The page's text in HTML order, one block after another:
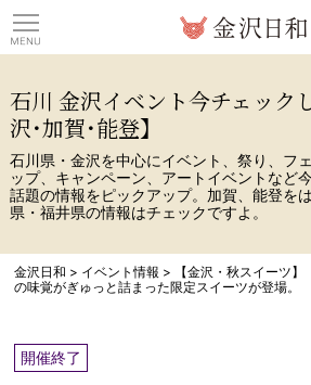
石川 金沢イベント今チェック
沢･加賀･能登】
石川県・金沢を中心にイベント、祭り、フ
ップ、キャンペーン、アートイベントなど
話題の情報をピックアップ。加賀、能登を
県・福井県の情報はチェックですよ。
金沢日和 > イベント情報 >
【金沢・秋スイーツ
の味覚がぎゅっと詰まった限定スイーツが登場。
開催終了